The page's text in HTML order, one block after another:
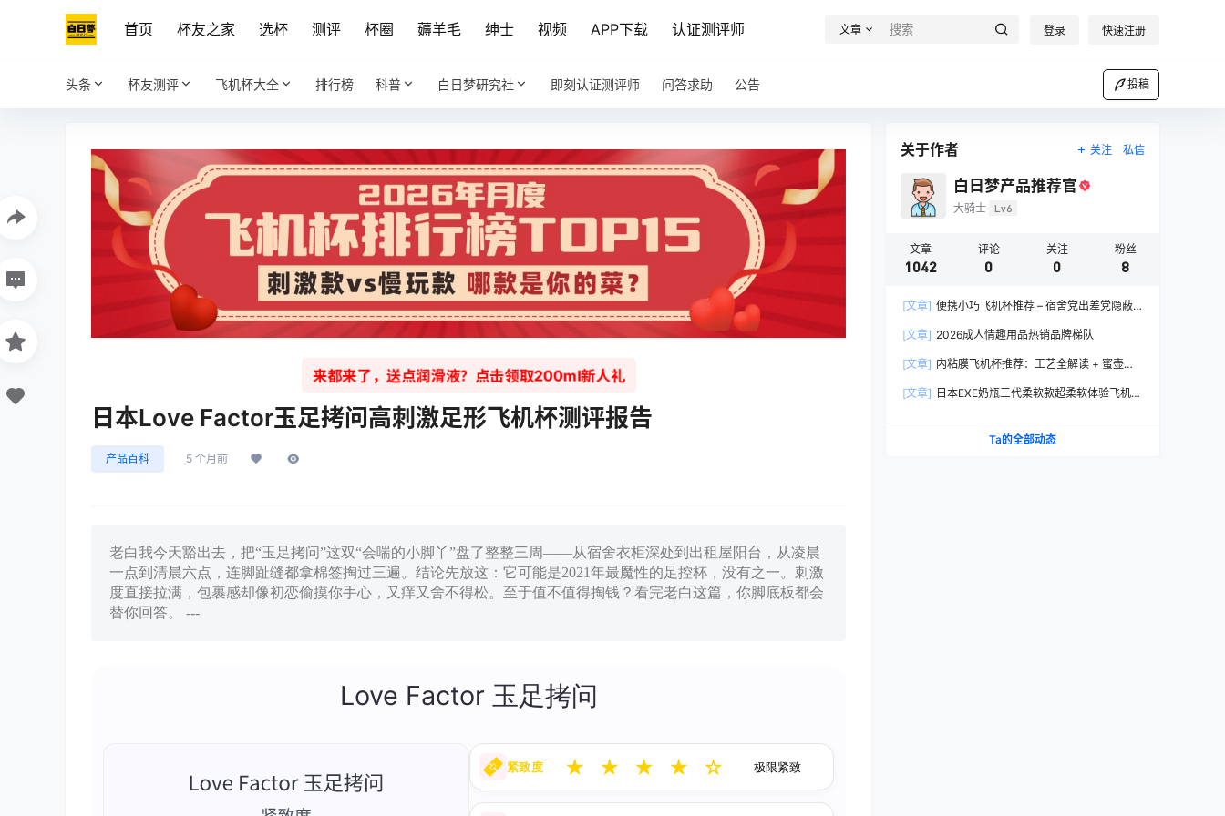
首页 杯友之家 选杯 测评 杯圈 薅羊毛 绅士 视频 APP下载 认证测评师 文章 登录 快速注册
头条 杯友测评 飞机杯大全 排行榜 科普 白日梦研究社 即刻认证测评师 问答求助 公告 投稿
来都来了，送点润滑液？点击领取200ml新人礼
日本Love Factor玉足拷问高刺激足形飞机杯测评报告
产品百科 5 个月前
老白我今天豁出去，把“玉足拷问”这双“会喘的小脚丫”盘了整整三周——从宿舍衣柜深处到出租屋阳台，从凌晨
一点到清晨六点，连脚趾缝都拿棉签掏过三遍。结论先放这：它可能是2021年最魔性的足控杯，没有之一。刺激
度直接拉满，包裹感却像初恋偷摸你手心，又痒又舍不得松。至于值不值得掏钱？看完老白这篇，你脚底板都会
替你回答。 ---
Love Factor 玉足拷问
紧致度 ★ ★ ★ ★ ☆ 极限紧致
关于作者 关注 私信
白日梦产品推荐官
大骑士 Lv6
文章
1042
评论
0
关注
0
粉丝
8
[文章] 便携小巧飞机杯推荐 – 宿舍党出差党隐蔽
[文章] 2026成人情趣用品热销品牌梯队
[文章] 内粘膜飞机杯推荐：工艺全解读 + 蜜壶香
[文章] 日本EXE奶瓶三代柔软款超柔软体验飞机杯
Ta的全部动态